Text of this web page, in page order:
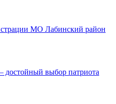
МО Лабинский район
достойный выбор патриота